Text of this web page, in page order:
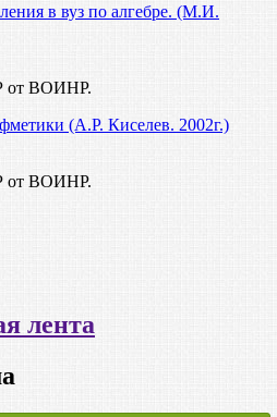
в вуз по алгебре. (М.И.
от ВОИНР.
(А.Р. Киселев. 2002г.)
от ВОИНР.
лента